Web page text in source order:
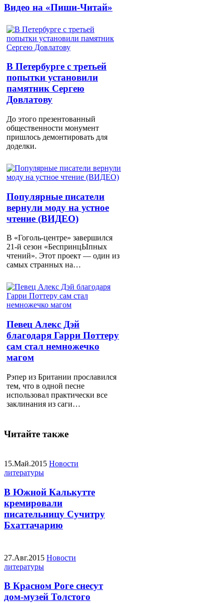
Видео на «Пиши-Читай»
В Петербурге с третьей
попытки установили
памятник Сергею
Довлатову
До этого презентованный
общественности монумент
пришлось демонтировать для
доделки.
Популярные писатели
вернули моду на устное
чтение (ВИДЕО)
В «Гоголь-центре» завершился
21-й сезон «БеспринцЫпных
чтений». Этот проект — один из
самых странных на…
Певец Алекс Дэй
благодаря Гарри Поттеру
сам стал немножечко
магом
Рэпер из Британии прославился
тем, что в одной песне
использовал практически все
заклинания из саги…
Читайте также
15.Май.2015 Новости
литературы
В Южной Калькутте
кремировали
писательницу Сучитру
Бхаттачарию
27.Авг.2015 Новости
литературы
В Красном Роге снесут
дом-музей Толстого